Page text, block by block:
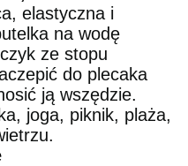
elastyczna i
na wodę
ze stopu
do plecaka
ją wszędzie.
joga, piknik, plaża,